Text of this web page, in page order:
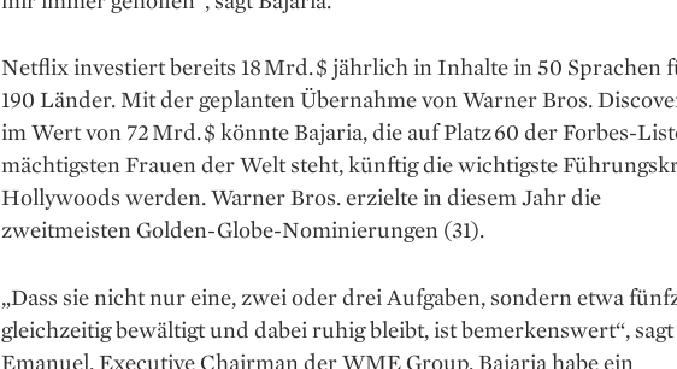
Netflix investiert bereits 18 Mrd. $ jährlich in Inhalte in 50 Sprachen
190 Länder. Mit der geplanten Übernahme von Warner Bros.
im Wert von 72 Mrd. $ könnte Bajaria, die auf Platz 60 der Forbes-
mächtigsten Frauen der Welt steht, künftig die wichtigste
Hollywoods werden. Warner Bros. erzielte in diesem Jahr die
zweitmeisten Golden-Globe-Nominierungen (31).
„Dass sie nicht nur eine, zwei oder drei Aufgaben, sondern etwa
gleichzeitig bewältigt und dabei ruhig bleibt, ist bemerkenswert“,
Emanuel, Executive Chairman der WME Group. Bajaria habe ein